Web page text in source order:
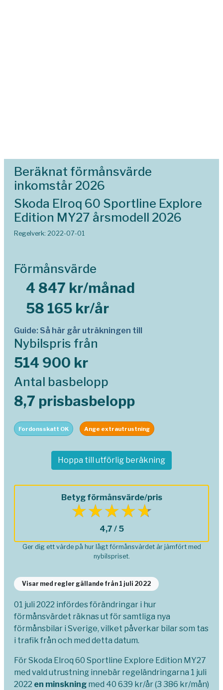
Beräknat förmånsvärde
inkomstår 2026
Skoda Elroq 60 Sportline Explore
Edition MY27 årsmodell 2026
Regelverk: 2022-07-01
Förmånsvärde
4 847 kr/månad
58 165 kr/år
Guide: Så här går uträkningen till
Nybilspris från
514 900 kr
Antal basbelopp
8,7 prisbasbelopp
Fordonsskatt OK Ange extrautrustning
Hoppa till utförlig beräkning
Betyg förmånsvärde/pris
4,7 / 5
Ger dig ett värde på hur lågt förmånsvärdet är jämfört med
nybilspriset.
Visar med regler gällande från 1 juli 2022
01 juli 2022 infördes förändringar i hur
förmånsvärdet räknas ut för samtliga nya
förmånsbilar i Sverige, vilket påverkar bilar som tas
i trafik från och med detta datum.
För Skoda Elroq 60 Sportline Explore Edition MY27
med vald utrustning innebär regeländringarna 1 juli
2022 en minskning med 40 639 kr/år (3 386 kr/mån)